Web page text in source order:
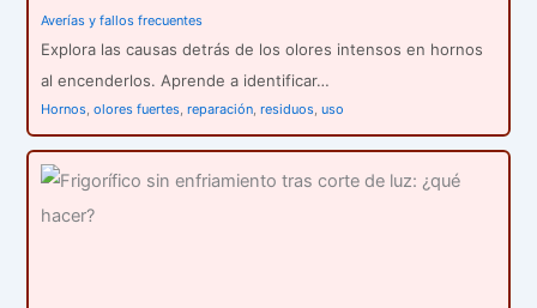
Averías y fallos frecuentes
Explora las causas detrás de los olores intensos en hornos
al encenderlos. Aprende a identificar…
Hornos,olores fuertes,reparación,residuos,uso